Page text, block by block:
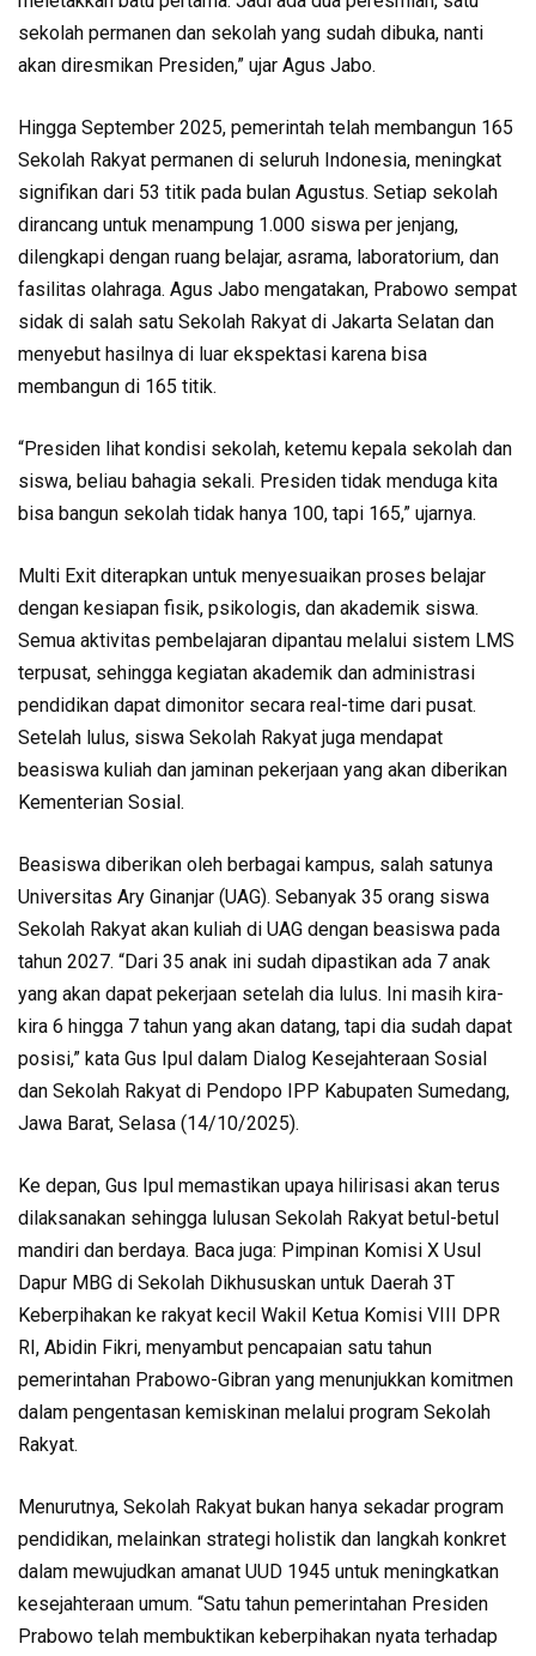
sekolah permanen dan sekolah yang sudah dibuka, nanti
akan diresmikan Presiden,” ujar Agus Jabo.
Hingga September 2025, pemerintah telah membangun 165
Sekolah Rakyat permanen di seluruh Indonesia, meningkat
signifikan dari 53 titik pada bulan Agustus. Setiap sekolah
dirancang untuk menampung 1.000 siswa per jenjang,
dilengkapi dengan ruang belajar, asrama, laboratorium, dan
fasilitas olahraga. Agus Jabo mengatakan, Prabowo sempat
sidak di salah satu Sekolah Rakyat di Jakarta Selatan dan
menyebut hasilnya di luar ekspektasi karena bisa
membangun di 165 titik.
“Presiden lihat kondisi sekolah, ketemu kepala sekolah dan
siswa, beliau bahagia sekali. Presiden tidak menduga kita
bisa bangun sekolah tidak hanya 100, tapi 165,” ujarnya.
Multi Exit diterapkan untuk menyesuaikan proses belajar
dengan kesiapan fisik, psikologis, dan akademik siswa.
Semua aktivitas pembelajaran dipantau melalui sistem LMS
terpusat, sehingga kegiatan akademik dan administrasi
pendidikan dapat dimonitor secara real-time dari pusat.
Setelah lulus, siswa Sekolah Rakyat juga mendapat
beasiswa kuliah dan jaminan pekerjaan yang akan diberikan
Kementerian Sosial.
Beasiswa diberikan oleh berbagai kampus, salah satunya
Universitas Ary Ginanjar (UAG). Sebanyak 35 orang siswa
Sekolah Rakyat akan kuliah di UAG dengan beasiswa pada
tahun 2027. “Dari 35 anak ini sudah dipastikan ada 7 anak
yang akan dapat pekerjaan setelah dia lulus. Ini masih kira-
kira 6 hingga 7 tahun yang akan datang, tapi dia sudah dapat
posisi,” kata Gus Ipul dalam Dialog Kesejahteraan Sosial
dan Sekolah Rakyat di Pendopo IPP Kabupaten Sumedang,
Jawa Barat, Selasa (14/10/2025).
Ke depan, Gus Ipul memastikan upaya hilirisasi akan terus
dilaksanakan sehingga lulusan Sekolah Rakyat betul-betul
mandiri dan berdaya. Baca juga: Pimpinan Komisi X Usul
Dapur MBG di Sekolah Dikhususkan untuk Daerah 3T
Keberpihakan ke rakyat kecil Wakil Ketua Komisi VIII DPR
RI, Abidin Fikri, menyambut pencapaian satu tahun
pemerintahan Prabowo-Gibran yang menunjukkan komitmen
dalam pengentasan kemiskinan melalui program Sekolah
Rakyat.
Menurutnya, Sekolah Rakyat bukan hanya sekadar program
pendidikan, melainkan strategi holistik dan langkah konkret
dalam mewujudkan amanat UUD 1945 untuk meningkatkan
kesejahteraan umum. “Satu tahun pemerintahan Presiden
Prabowo telah membuktikan keberpihakan nyata terhadap